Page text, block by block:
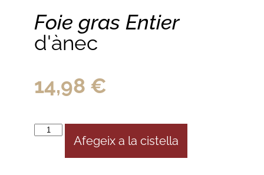
14,98 €
Afegeix a la cistella
Foie gras Entier
d'ànec